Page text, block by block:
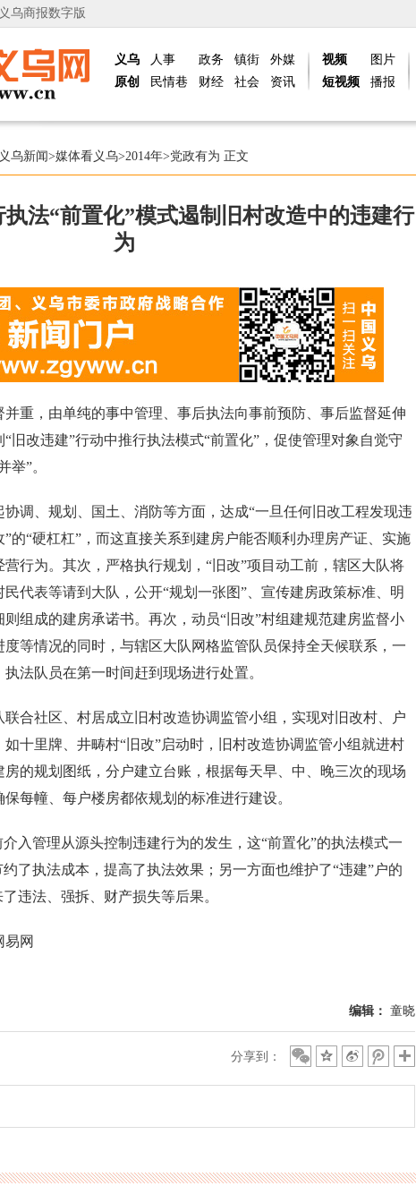
义乌商报数字版
义乌
原创
人事
民情巷
政务
财经
镇街
社会
外媒
资讯
视频
短视频
图片
播报
义乌新闻>媒体看义乌>2014年>党政有为 正文
执法“前置化”模式遏制旧村改造中的违建行
为
，由单纯的事中管理、事后执法向事前预防、事后监督延伸
旧改违建”行动中推行执法模式“前置化”，促使管理对象自觉守
举”。
、规划、国土、消防等方面，达成“一旦任何旧改工程发现违
的“硬杠杠”，而这直接关系到建房户能否顺利办理房产证、实施
行为。其次，严格执行规划，“旧改”项目动工前，辖区大队将
代表等请到大队，公开“规划一张图”、宣传建房政策标准、明
组成的建房承诺书。再次，动员“旧改”村组建规范建房监督小
等情况的同时，与辖区大队网格监管队员保持全天候联系，一
法队员在第一时间赶到现场进行处置。
社区、村居成立旧村改造协调监管小组，实现对旧改村、户
十里牌、井畴村“旧改”启动时，旧村改造协调监管小组就进村
的规划图纸，分户建立台账，根据每天早、中、晚三次的现场
每幢、每户楼房都依规划的标准进行建设。
管理从源头控制违建行为的发生，这“前置化”的执法模式一
了执法成本，提高了执法效果；另一方面也维护了“违建”户的
违法、强拆、财产损失等后果。
网
编辑： 童晓
分享到：